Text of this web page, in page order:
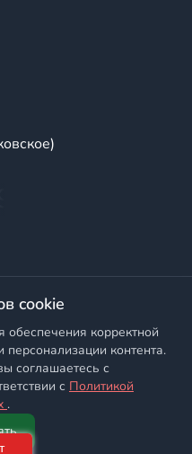
Позвонить
поставки
промышленного и
,Согласие на обработку
данных
cookie
корректной
контента.
соглашаетесь с
с Политикой
.